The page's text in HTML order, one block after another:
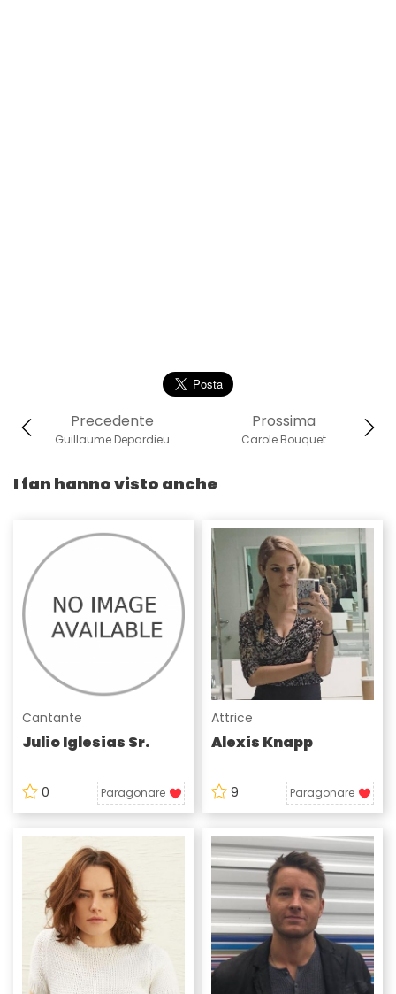
Prossima
Carole Bouquet
Precedente
Guillaume Depardieu
I fan hanno visto anche
Cantante
Julio Iglesias Sr.
0 Paragonare
Attrice
Alexis Knapp
9 Paragonare